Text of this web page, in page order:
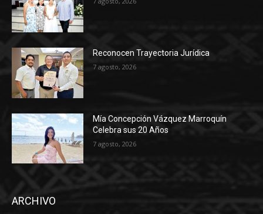
Reconocen Trayectoria Jurídica
7 agosto, 2026
Mía Concepción Vázquez Marroquín
Celebra sus 20 Años
7 agosto, 2026
ARCHIVO